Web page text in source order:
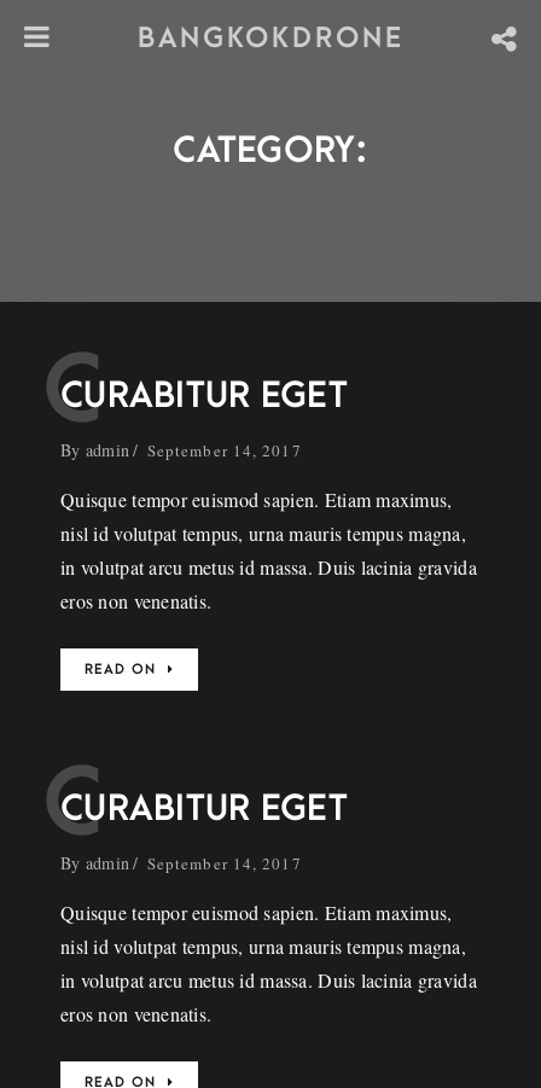
BANGKOKDRONE
CATEGORY:
CURABITUR EGET
C
By admin September 14, 2017
Quisque tempor euismod sapien. Etiam maximus,
nisl id volutpat tempus, urna mauris tempus magna,
in volutpat arcu metus id massa. Duis lacinia gravida
eros non venenatis.
READ ON
CURABITUR EGET
C
By admin September 14, 2017
Quisque tempor euismod sapien. Etiam maximus,
nisl id volutpat tempus, urna mauris tempus magna,
in volutpat arcu metus id massa. Duis lacinia gravida
eros non venenatis.
READ ON